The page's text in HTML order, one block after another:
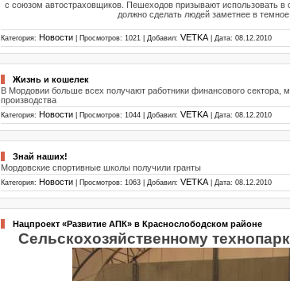
с союзом автостраховщиков. Пешеходов призывают использовать
должно сделать людей заметнее в темное
Категория: Новости | Просмотров: 1021 | Добавил: VETKA| Дата: 08.12.2010
Жизнь и кошелек
В Мордовии больше всех получают работники финансового сектора,
производства
Категория: Новости | Просмотров: 1044 | Добавил: VETKA| Дата: 08.12.2010
Знай наших!
Мордовские спортивные школы получили гранты
Категория: Новости | Просмотров: 1063 | Добавил: VETKA| Дата: 08.12.2010
Нацпроект «Развитие АПК» в Краснослободском районе
Сельскохозяйственному